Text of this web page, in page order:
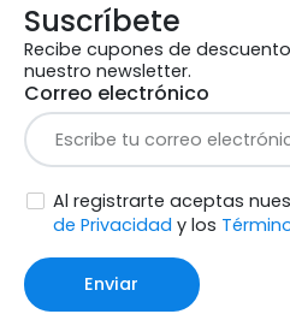
Suscríbete
Recibe cupones de
nuestro newsletter.
Correo electrónico
Al registrarte aceptas
de Privacidad y los
Enviar